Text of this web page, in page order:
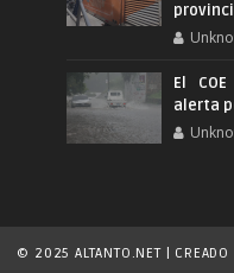
El
alerta
© 2025 ALTANTO.NET | CREADO